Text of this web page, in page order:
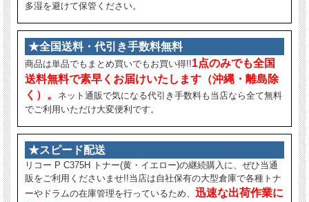
多湿を避けて保管ください。
★全国送料・代引き手数料無料
商品は単品でもまとめ買いでもお買い得!!1点のみでも全国
送料無料で素早くお届けいたします（沖縄・離島除
く）。
ネット通販で気になる代引き手数料も当店なら全て無料
でご利用いただけ大変便利です。
★スピード配送
リコー P C375H トナー(黄・イエロー)の継続購入に、ぜひ当通
販をご利用くださいませ!!当店は自社保有の大型倉庫で各種トナ
ーやドラムの在庫管理を行っているため、 迅速な出荷作業に